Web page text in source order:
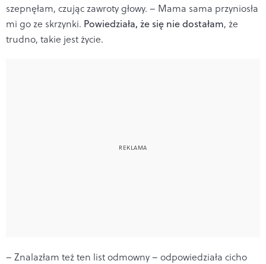
szepnęłam, czując zawroty głowy. – Mama sama przyniosła
mi go ze skrzynki. Powiedziała, że się nie dostałam, że
trudno, takie jest życie.
– Znalazłam też ten list odmowny – odpowiedziała cicho